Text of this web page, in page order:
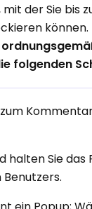
der Sie bis
können.
folgenden
zum
halten Sie das